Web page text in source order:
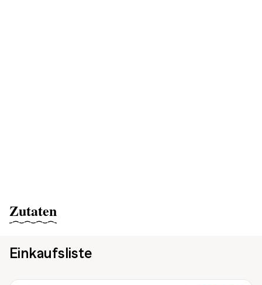
Zutaten